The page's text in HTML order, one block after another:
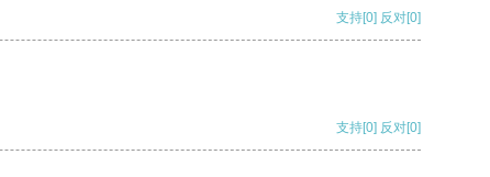
支持[0] 反对[0]
支持[0] 反对[0]